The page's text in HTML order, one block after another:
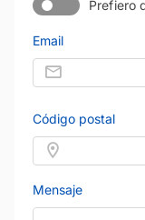
Prefiero
Email
Código postal
Mensaje